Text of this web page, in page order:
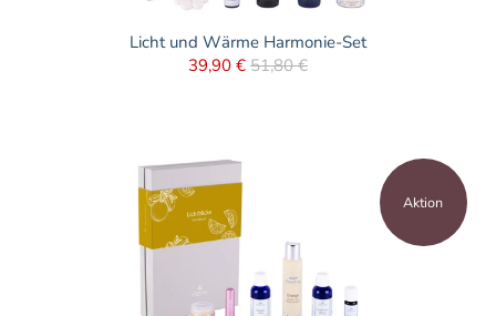
Licht und Wärme Harmonie-Set
39,90 € 51,80 €
Aktion